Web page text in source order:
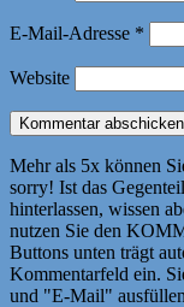
E-Mail-Adresse *
Website
Mehr als 5x können
sorry! Ist das
hinterlassen, wissen
nutzen Sie den
Buttons unten trägt
Kommentarfeld ein.
und "E-Mail"